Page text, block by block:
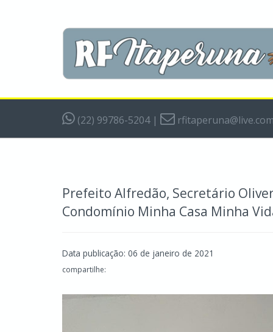
(22) 99786-5204|
Prefeito Alfredão, Secretário
Condomínio Minha Casa Minha
Data publicação: 06 de janeiro de 2021
compartilhe: